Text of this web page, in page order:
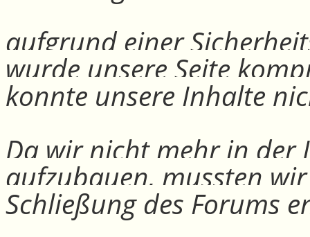
aufgrund einer
wurde unsere Seite
konnte unsere Inhalte
Da wir nicht mehr in der
aufzubauen, mussten
Schließung des Forums